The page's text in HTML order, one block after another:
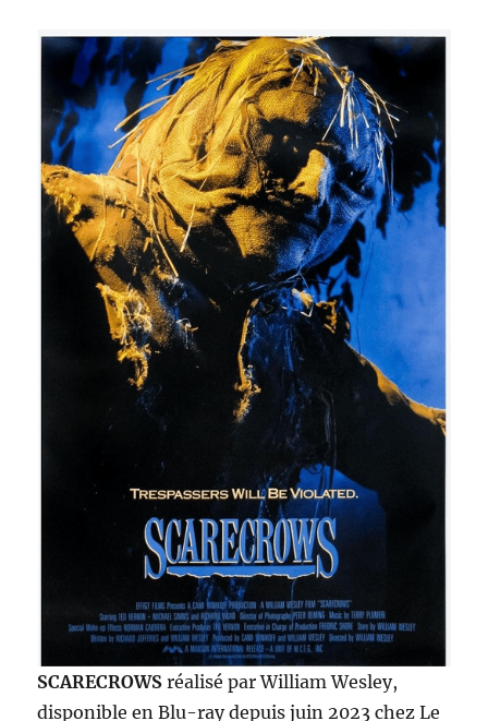
SCARECROWSréalisé par William Wesley,
disponible en Blu-ray depuis juin 2023 chez Le